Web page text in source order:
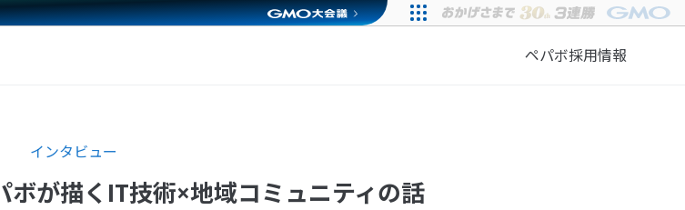
ペパボ採用情報
インタビュー
ボが描くIT技術×地域コミュニティの話